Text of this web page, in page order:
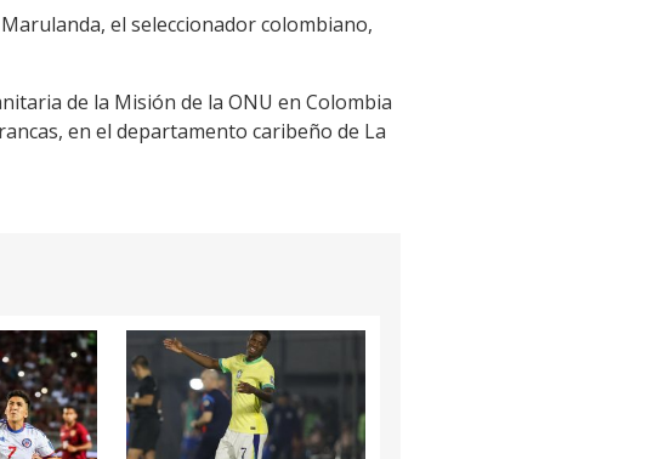
el seleccionador colombiano,
de la Misión de la ONU en Colombia
en el departamento caribeño de La